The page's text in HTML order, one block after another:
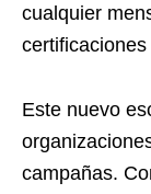
cualquier
Este nuevo
campañas.